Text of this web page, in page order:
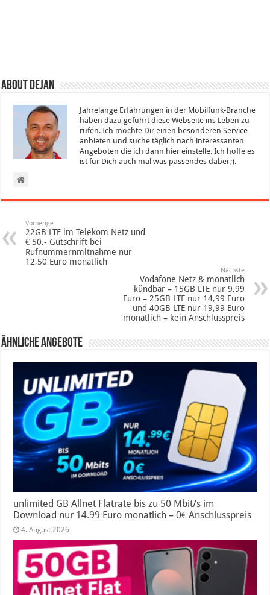
About Dejan
Jahrelange Erfahrungen in der Mobilfunk-Branche
haben dazu geführt diese Webseite ins Leben zu
rufen. Ich möchte Dir einen besonderen Service
anbieten und suche täglich nach interessanten
Angeboten die ich dann hier einstelle. Ich hoffe es
ist für Dich auch mal was passendes dabei ;).
Vorherige
22GB LTE im Telekom Netz und
€ 50,- Gutschrift bei
Rufnummernmitnahme nur
12,50 Euro monatlich
Nächste
Vodafone Netz & monatlich
kündbar – 15GB LTE nur 9,99
Euro – 25GB LTE nur 14,99 Euro
und 40GB LTE nur 19,99 Euro
monatlich – kein Anschlusspreis
Ähnliche Angebote
unlimited GB Allnet Flatrate bis zu 50 Mbit/s im
Download nur 14.99 Euro monatlich – 0€ Anschlusspreis
4. August 2026